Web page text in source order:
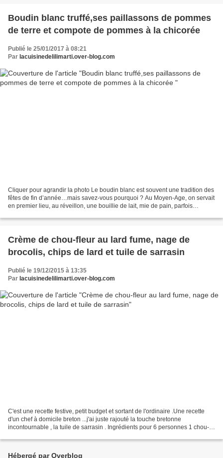
Boudin blanc truffé,ses paillassons de pommes
de terre et compote de pommes à la chicorée
Publié le 25/01/2017 à 08:21
Par lacuisinedelilimarti.over-blog.com
Cliquer pour agrandir la photo Le boudin blanc est souvent une tradition des
fêtes de fin d’année…mais savez-vous pourquoi ? Au Moyen-Age, on servait
en premier lieu, au réveillon, une bouillie de lait, mie de pain, parfois
Crème de chou-fleur au lard fume, nage de
brocolis, chips de lard et tuile de sarrasin
Publié le 19/12/2015 à 13:35
Par lacuisinedelilimarti.over-blog.com
C'est une recette festive, petit budget et sortant de l'ordinaire .Une recette
d'un chef à domicile breton ...j'ai juste rajouté la touche bretonne
incontournable , la tuile de sarrasin . Ingrédients pour 6 personnes 1 chou-
Hébergé par Overblog